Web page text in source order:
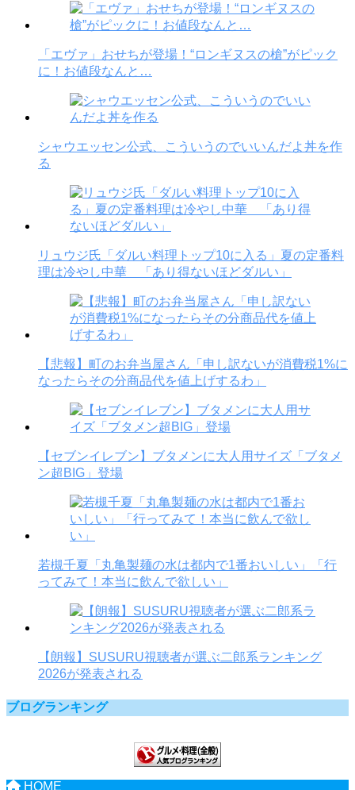
「エヴァ」おせちが登場！“ロンギヌスの槍”がピック
に！お値段なんと…
シャウエッセン公式、こういうのでいいんだよ丼を作
る
リュウジ氏「ダルい料理トップ10に入る」夏の定番料
理は冷やし中華 「あり得ないほどダルい」
【悲報】町のお弁当屋さん「申し訳ないが消費税1%に
なったらその分商品代を値上げするわ」
【セブンイレブン】ブタメンに大人用サイズ「ブタメ
ン超BIG」登場
若槻千夏「丸亀製麺の水は都内で1番おいしい」「行
ってみて！本当に飲んで欲しい」
【朗報】SUSURU視聴者が選ぶ二郎系ランキング
2026が発表される
ブログランキング
HOME